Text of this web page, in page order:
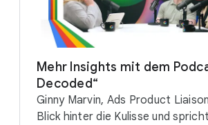
Mehr Insights mit dem
Decoded“
Ginny Marvin, Ads Product
Blick hinter die Kulisse und